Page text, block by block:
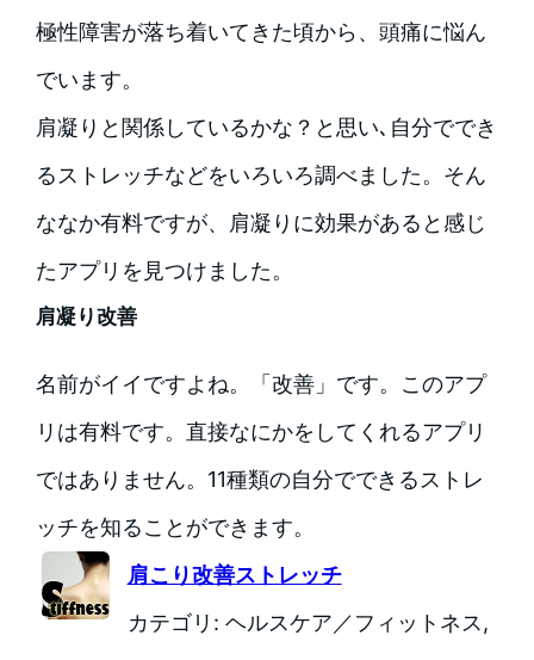
極性障害が落ち着いてきた頃から、頭痛に悩ん
でいます。
肩凝りと関係しているかな？と思い､自分ででき
るストレッチなどをいろいろ調べました。そん
ななか有料ですが、肩凝りに効果があると感じ
たアプリを見つけました。
肩凝り改善
名前がイイですよね。「改善」です。このアプ
リは有料です。直接なにかをしてくれるアプリ
ではありません。11種類の自分でできるストレ
ッチを知ることができます。
肩こり改善ストレッチ
カテゴリ: ヘルスケア／フィットネス,